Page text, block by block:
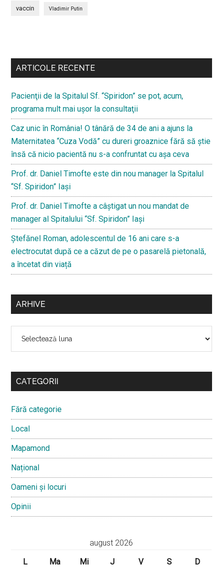
vaccin Vladimir Putin
secundara
ARTICOLE RECENTE
Pacienţii de la Spitalul Sf. “Spiridon” se pot, acum,
programa mult mai uşor la consultaţii
Caz unic în România! O tânără de 34 de ani a ajuns la
Maternitatea “Cuza Vodă” cu dureri groaznice fără să ştie
însă că nicio pacientă nu s-a confruntat cu așa ceva
Prof. dr. Daniel Timofte este din nou manager la Spitalul
“Sf. Spiridon” Iaşi
Prof. dr. Daniel Timofte a câștigat un nou mandat de
manager al Spitalului “Sf. Spiridon” Iași
Ştefănel Roman, adolescentul de 16 ani care s-a
electrocutat după ce a căzut de pe o pasarelă pietonală,
a încetat din viață
ARHIVE
CATEGORII
Fără categorie
Local
Mapamond
Național
Oameni și locuri
Opinii
august 2026
L
Ma Mi J V S D